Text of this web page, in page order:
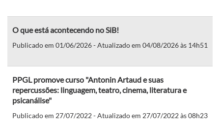
O que está acontecendo no SiB!
Publicado em 01/06/2026 - Atualizado em 04/08/2026 às 14h51
PPGL promove curso "Antonin Artaud e suas
repercussões: linguagem, teatro, cinema, literatura e
psicanálise"
Publicado em 27/07/2022 - Atualizado em 27/07/2022 às 08h23